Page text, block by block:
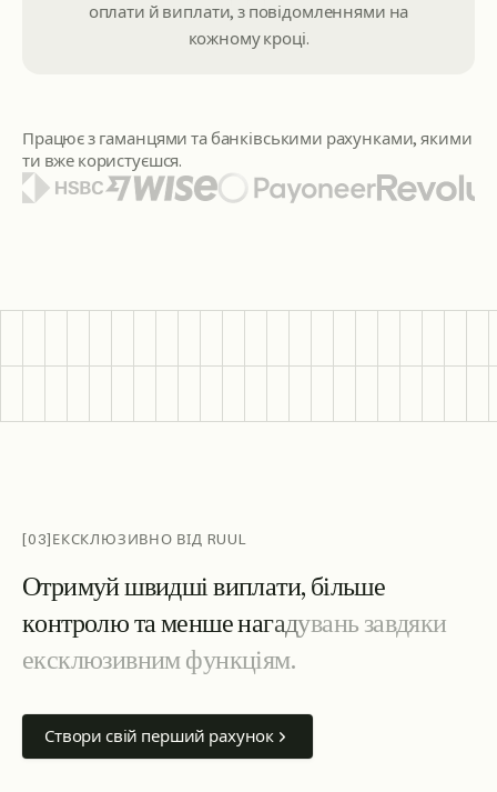
оплати й виплати, з повідомленнями на
кожному кроці.
Працює з гаманцями та банківськими рахунками, якими
ти вже користуєшся.
[03]ЕКСКЛЮЗИВНО ВІД RUUL
Отримуйшвидшівиплати,більше
контролютаменшенагадуваньзавдяки
ексклюзивнимфункціям.
Створи свій перший рахунок